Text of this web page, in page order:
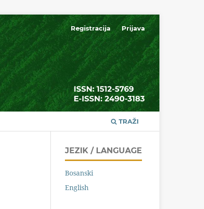
TRAŽI
Registracija Prijava
JEZIK / LANGUAGE
Bosanski
English